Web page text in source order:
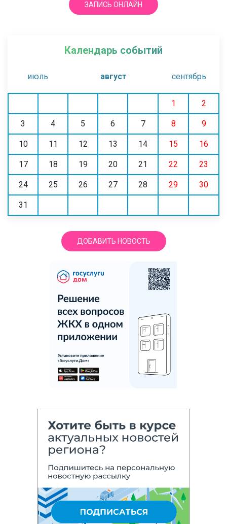
ЗАПИСЬ ОНЛАЙН
Календарь событий
июль август сентябрь
1 2
3 4 5 6 7 8 9
10 11 12 13 14 15 16
17 18 19 20 21 22 23
24 25 26 27 28 29 30
31
ДОБАВИТЬ НОВОСТЬ